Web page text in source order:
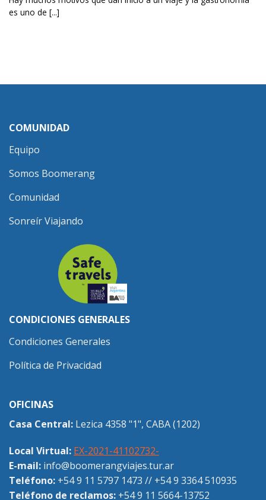
es uno de [...]
COMUNIDAD
Equipo
Somos Boomerang
Comunidad
Sonreír Viajando
CONDICIONES GENERALES
Condiciones Generales
Política de Privacidad
OFICINAS
Casa Central: Lezica 4358 "1", CABA (1202)
Local Virtual: EX-2021-41102732-
E-mail: info@boomerangviajes.tur.ar
Teléfono: +54 9 11 5797 1473 // +54 9 3364 510935
Teléfono de reclamos: +54 9 11 5664-13752